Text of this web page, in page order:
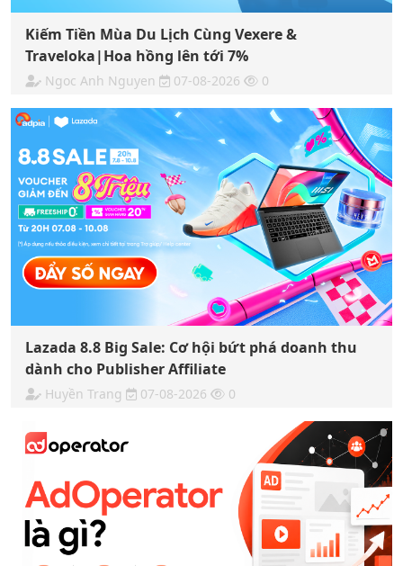
Kiếm Tiền Mùa Du Lịch Cùng Vexere &
Traveloka|Hoa hồng lên tới 7%
Ngoc Anh Nguyen 07-08-2026 0
Lazada 8.8 Big Sale: Cơ hội bứt phá doanh thu
dành cho Publisher Affiliate
Huyền Trang 07-08-2026 0